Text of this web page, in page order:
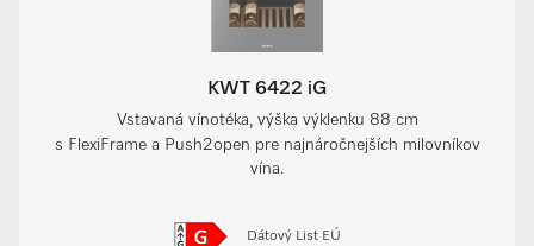
KWT 6422 iG
Vstavaná vínotéka, výška výklenku 88 cm
s FlexiFrame a Push2open pre najnáročnejších milovníkov
vína.
Dátový List EÚ